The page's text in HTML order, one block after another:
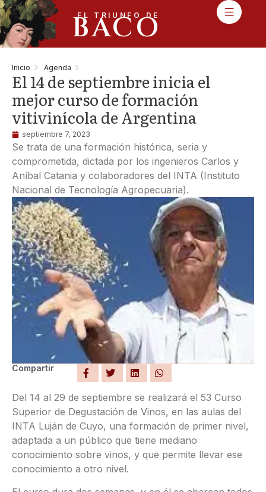
EL TRIUNFO DE
BACO
Inicio Agenda
El 14 de septiembre inicia el
mejor curso de formación
vitivinícola de Argentina
septiembre 7, 2023
Se trata de una formación histórica, seria y
comprometida, dictada por los ingenieros Carlos y
Aníbal Catania y colaboradores del INTA (Instituto
Nacional de Tecnología Agropecuaria).
Compartir
Del 14 al 29 de septiembre se realizará el 53 Curso
Superior de Degustación de Vinos, en las aulas del
INTA Luján de Cuyo, una formación de primer nivel,
adaptada a un público que tiene mediano
conocimiento sobre vinos, y que permite llevar ese
conocimiento a otro nivel.